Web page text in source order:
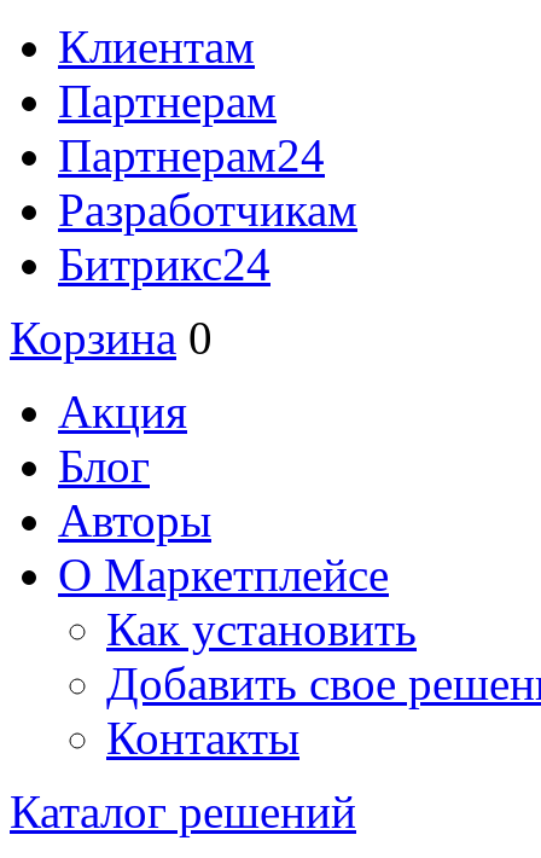
Клиентам
Партнерам
Партнерам24
Разработчикам
Битрикс24
Корзина 0
Акция
Блог
Авторы
О Маркетплейсе
Как установить
Добавить свое
Контакты
Каталог решений